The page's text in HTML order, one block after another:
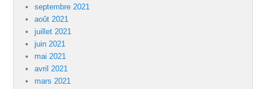
septembre 2021
août 2021
juillet 2021
juin 2021
mai 2021
avril 2021
mars 2021